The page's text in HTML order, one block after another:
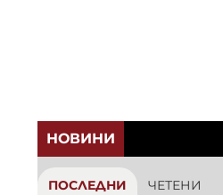
НОВИНИ
ПОСЛЕДНИ ЧЕТЕНИ